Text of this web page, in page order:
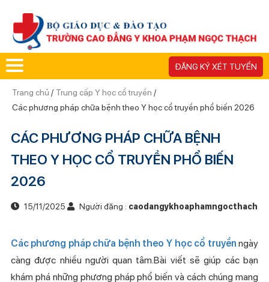
ĐĂNG KÝ XÉT TUYỂN
Trang chủ / Trung cấp Y học cổ truyền /
Các phương pháp chữa bệnh theo Y học cổ truyền phổ biến 2026
CÁC PHƯƠNG PHÁP CHỮA BỆNH
THEO Y HỌC CỔ TRUYỀN PHỔ BIẾN
2026
15/11/2025 Người đăng : caodangykhoaphamngocthach
Các phương pháp chữa bệnh theo Y học cổ truyền ngày
càng được nhiều người quan tâm.Bài viết sẽ giúp các bạn
khám phá những phương pháp phổ biến và cách chúng mang